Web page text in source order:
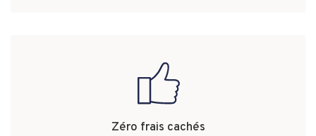
Zéro frais cachés